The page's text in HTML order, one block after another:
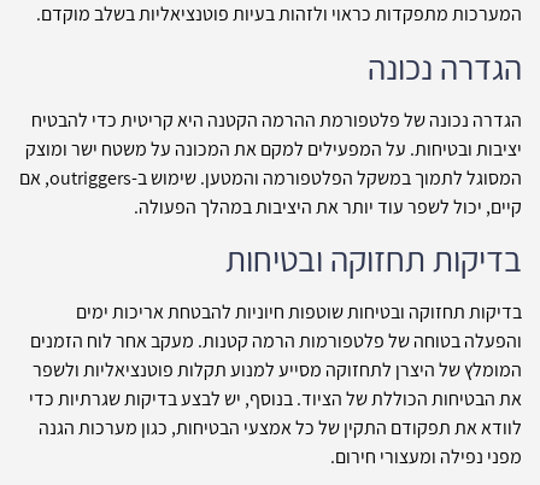
המערכות מתפקדות כראוי ולזהות בעיות פוטנציאליות בשלב מוקדם.
הגדרה נכונה
הגדרה נכונה של פלטפורמת ההרמה הקטנה היא קריטית כדי להבטיח
יציבות ובטיחות. על המפעילים למקם את המכונה על משטח ישר ומוצק
המסוגל לתמוך במשקל הפלטפורמה והמטען. שימוש ב-outriggers, אם
קיים, יכול לשפר עוד יותר את היציבות במהלך הפעולה.
בדיקות תחזוקה ובטיחות
בדיקות תחזוקה ובטיחות שוטפות חיוניות להבטחת אריכות ימים
והפעלה בטוחה של פלטפורמות הרמה קטנות. מעקב אחר לוח הזמנים
המומלץ של היצרן לתחזוקה מסייע למנוע תקלות פוטנציאליות ולשפר
את הבטיחות הכוללת של הציוד. בנוסף, יש לבצע בדיקות שגרתיות כדי
לוודא את תפקודם התקין של כל אמצעי הבטיחות, כגון מערכות הגנה
מפני נפילה ומעצורי חירום.